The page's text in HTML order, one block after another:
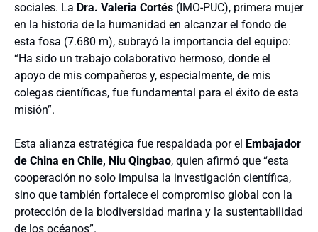
sociales. La Dra. Valeria Cortés (IMO-PUC), primera mujer
en la historia de la humanidad en alcanzar el fondo de
esta fosa (7.680 m), subrayó la importancia del equipo:
“Ha sido un trabajo colaborativo hermoso, donde el
apoyo de mis compañeros y, especialmente, de mis
colegas científicas, fue fundamental para el éxito de esta
misión”.
Esta alianza estratégica fue respaldada por el Embajador
de China en Chile, Niu Qingbao, quien afirmó que “esta
cooperación no solo impulsa la investigación científica,
sino que también fortalece el compromiso global con la
protección de la biodiversidad marina y la sustentabilidad
de los océanos”.